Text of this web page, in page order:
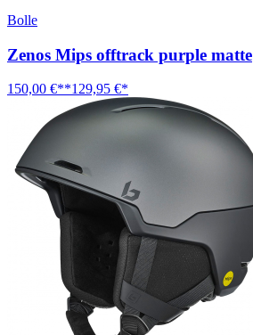
Bolle
Zenos Mips offtrack purple matte
150,00 €**129,95 €*